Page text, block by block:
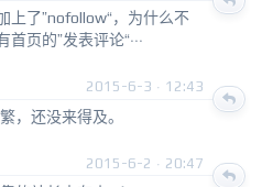
上了”nofollow“，为什么不
页的”发表评论“···
2015-6-3 · 12:43
，还没来得及。
2015-6-2 · 20:47